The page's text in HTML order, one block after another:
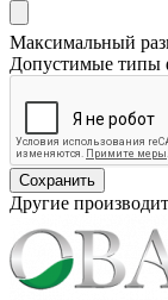
Максимальный
Допустимые типы
Другие